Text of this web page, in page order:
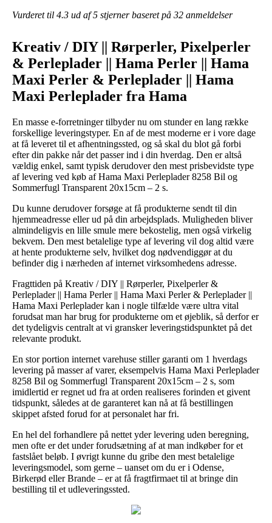
Vurderet til 4.3 ud af 5 stjerner baseret på 32 anmeldelser
Kreativ / DIY || Rørperler, Pixelperler
& Perleplader || Hama Perler || Hama
Maxi Perler & Perleplader || Hama
Maxi Perleplader fra Hama
En masse e-forretninger tilbyder nu om stunder en lang række
forskellige leveringstyper. En af de mest moderne er i vore dage
at få leveret til et afhentningssted, og så skal du blot gå forbi
efter din pakke når det passer ind i din hverdag. Den er altså
vældig enkel, samt typisk derudover den mest prisbevidste type
af levering ved køb af Hama Maxi Perleplader 8258 Bil og
Sommerfugl Transparent 20x15cm – 2 s.
Du kunne derudover forsøge at få produkterne sendt til din
hjemmeadresse eller ud på din arbejdsplads. Muligheden bliver
almindeligvis en lille smule mere bekostelig, men også virkelig
bekvem. Den mest betalelige type af levering vil dog altid være
at hente produkterne selv, hvilket dog nødvendiggør at du
befinder dig i nærheden af internet virksomhedens adresse.
Fragttiden på Kreativ / DIY || Rørperler, Pixelperler &
Perleplader || Hama Perler || Hama Maxi Perler & Perleplader ||
Hama Maxi Perleplader kan i nogle tilfælde være ultra vital
forudsat man har brug for produkterne om et øjeblik, så derfor er
det tydeligvis centralt at vi gransker leveringstidspunktet på det
relevante produkt.
En stor portion internet varehuse stiller garanti om 1 hverdags
levering på masser af varer, eksempelvis Hama Maxi Perleplader
8258 Bil og Sommerfugl Transparent 20x15cm – 2 s, som
imidlertid er regnet ud fra at orden realiseres forinden et givent
tidspunkt, således at de garanteret kan nå at få bestillingen
skippet afsted forud for at personalet har fri.
En hel del forhandlere på nettet yder levering uden beregning,
men ofte er det under forudsætning af at man indkøber for et
fastslået beløb. I øvrigt kunne du gribe den mest betalelige
leveringsmodel, som gerne – uanset om du er i Odense,
Birkerød eller Brande – er at få fragtfirmaet til at bringe din
bestilling til et udleveringssted.